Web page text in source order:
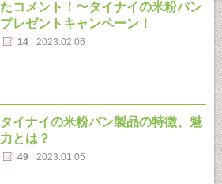
たコメント！〜タイナイの米粉パン
プレゼントキャンペーン！
14 2023.02.06
タイナイの米粉パン製品の特徴、魅
力とは？
49 2023.01.05